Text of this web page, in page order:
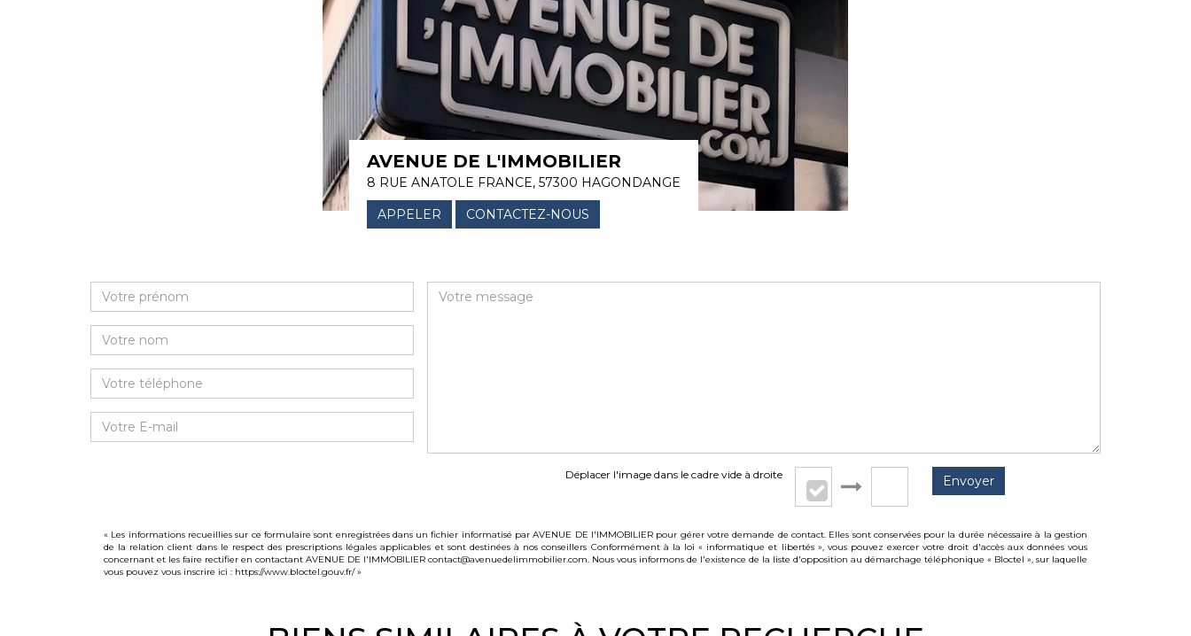
AVENUE DE L'IMMOBILIER
8 RUE ANATOLE FRANCE, 57300 HAGONDANGE
APPELER
CONTACTEZ-NOUS
Déplacer l'image dans le cadre vide à droite Envoyer
« Les informations recueillies sur ce formulaire sont enregistrées dans un fichier informatisé par AVENUE DE l'IMMOBILIER pour gérer votre demande de contact. Elles sont conservées pour la durée nécessaire à la gestion
de la relation client dans le respect des prescriptions légales applicables et sont destinées à nos conseillers Conformément à la loi « informatique et libertés », vous pouvez exercer votre droit d'accès aux données vous
concernant et les faire rectifier en contactant AVENUE DE l'IMMOBILIER contact@avenuedelimmobilier.com. Nous vous informons de l'existence de la liste d'opposition au démarchage téléphonique « Bloctel », sur laquelle
vous pouvez vous inscrire ici : https://www.bloctel.gouv.fr/»